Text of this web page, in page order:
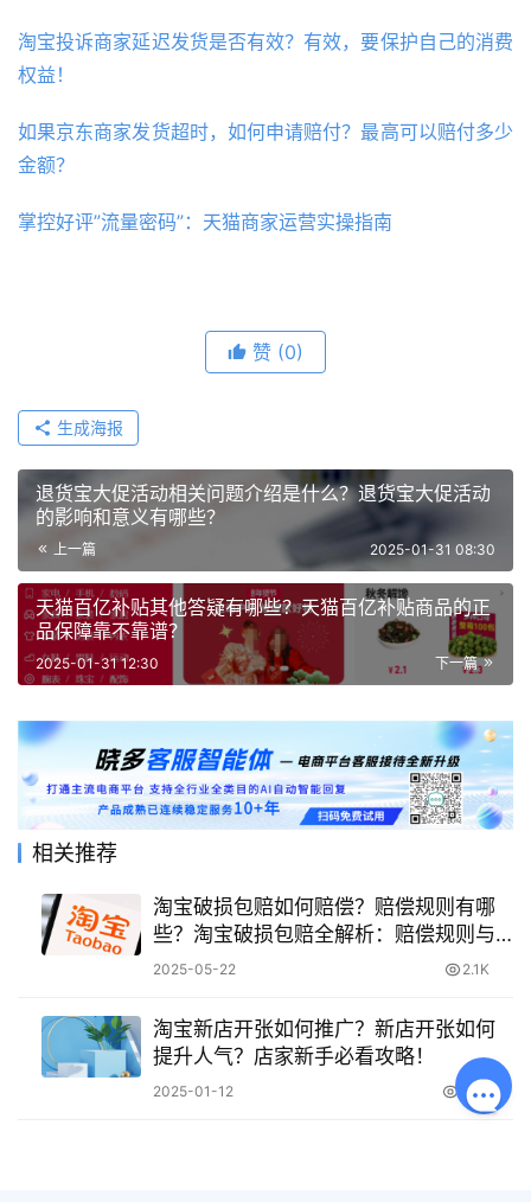
淘宝投诉商家延迟发货是否有效？有效，要保护自己的消费
权益！
如果京东商家发货超时，如何申请赔付？最高可以赔付多少
金额？
掌控好评”流量密码”：天猫商家运营实操指南
赞 (0)
生成海报
退货宝大促活动相关问题介绍是什么？退货宝大促活动
的影响和意义有哪些？
上一篇 2025-01-31 08:30
天猫百亿补贴其他答疑有哪些？天猫百亿补贴商品的正
品保障靠不靠谱？
下一篇
2025-01-31 12:30
相关推荐
淘宝破损包赔如何赔偿？赔偿规则有哪
些？淘宝破损包赔全解析：赔偿规则与
申请流程指南
2025-05-22 2.1K
淘宝新店开张如何推广？新店开张如何
提升人气？店家新手必看攻略！
2025-01-12 2.6K